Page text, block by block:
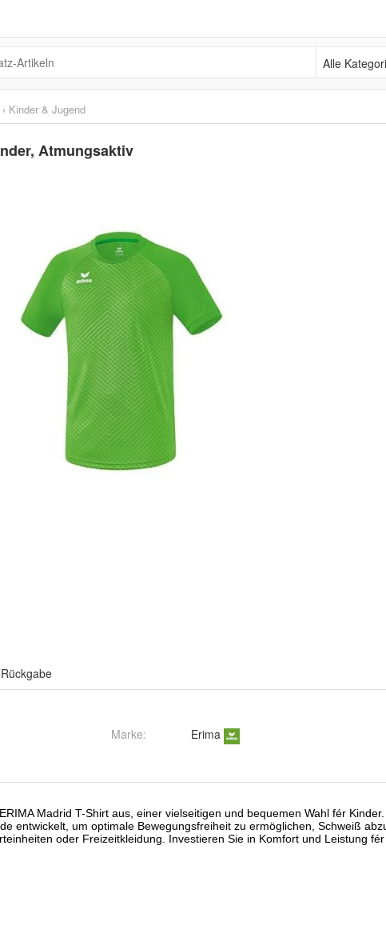
Alle Kategorien
› Kinder & Jugend
Atmungsaktiv
Marke: Erima